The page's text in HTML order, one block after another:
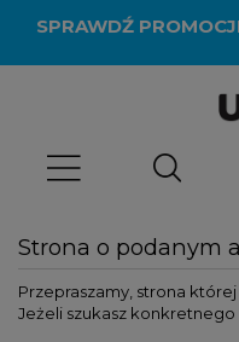
SPRAWDŹ
Strona o podanym
Przepraszamy, strona której
Jeżeli szukasz konkretnego